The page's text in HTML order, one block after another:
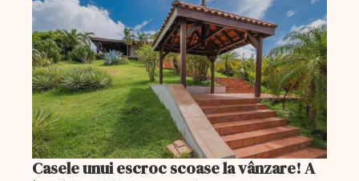
Casele unui escroc scoase la vânzare! A